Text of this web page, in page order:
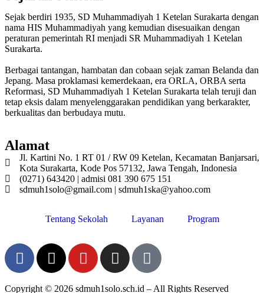
Sejak berdiri 1935, SD Muhammadiyah 1 Ketelan Surakarta dengan
nama HIS Muhammadiyah yang kemudian disesuaikan dengan
peraturan pemerintah RI menjadi SR Muhammadiyah 1 Ketelan
Surakarta.
Berbagai tantangan, hambatan dan cobaan sejak zaman Belanda dan
Jepang. Masa proklamasi kemerdekaan, era ORLA, ORBA serta
Reformasi, SD Muhammadiyah 1 Ketelan Surakarta telah teruji dan
tetap eksis dalam menyelenggarakan pendidikan yang berkarakter,
berkualitas dan berbudaya mutu.
Alamat
Jl. Kartini No. 1 RT 01 / RW 09 Ketelan, Kecamatan Banjarsari,
Kota Surakarta, Kode Pos 57132, Jawa Tengah, Indonesia
(0271) 643420 | admisi 081 390 675 151
sdmuh1solo@gmail.com | sdmuh1ska@yahoo.com
Tentang Sekolah Layanan Program
Copyright © 2026 sdmuh1solo.sch.id – All Rights Reserved